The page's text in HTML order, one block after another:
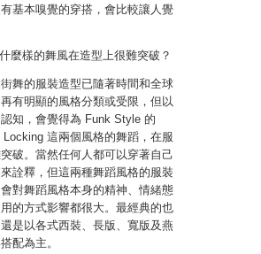
基本嗅覺的穿搭，會比較讓人覺
麼樣的舞風在造型上很難突破？
街舞的服裝造型已隨著時間和全球
有明顯的風格分類或受限，但以
知，會覺得為 Funk Style 的
Locking 這兩個風格的舞蹈，在服
破。當然任何人都可以穿著自己
詮釋，但這兩種舞蹈風格的服裝
對舞蹈風格本身的精神、情緒態
的方式影響都很大。最經典的也
是以各式西裝、長版、寬版及燕
配為主。